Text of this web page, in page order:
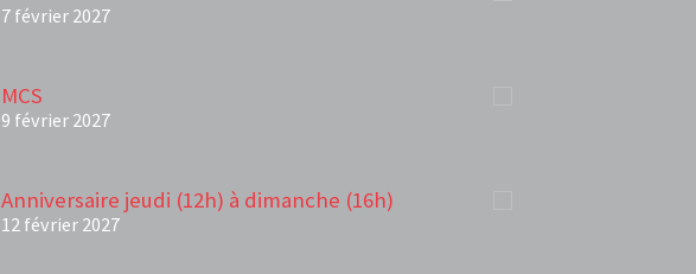
7 février 2027
MCS
9 février 2027
Anniversaire jeudi (12h) à dimanche (16h)
12 février 2027